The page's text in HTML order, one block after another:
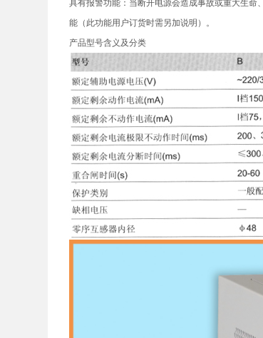
具有报警功能：当断开电源会造成事故或重大生
能（此功能用户订货时需另加说明）。
产品型号含义及分类